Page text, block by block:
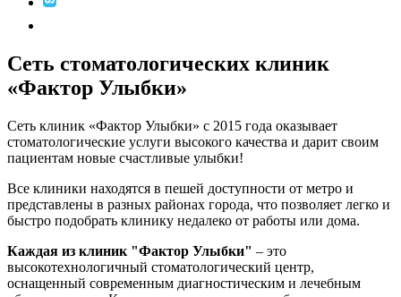
Сеть стоматологических клиник
«Фактор Улыбки»
Сеть клиник «Фактор Улыбки» с 2015 года оказывает
стоматологические услуги высокого качества и дарит своим
пациентам новые счастливые улыбки!
Все клиники находятся в пешей доступности от метро и
представлены в разных районах города, что позволяет легко и
быстро подобрать клинику недалеко от работы или дома.
Каждая из клиник "Фактор Улыбки" – это
высокотехнологичный стоматологический центр,
оснащенный современным диагностическим и лечебным